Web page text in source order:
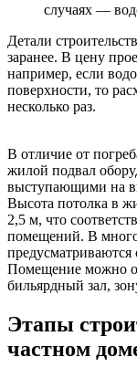
случаях —
Детали
заранее. В цену
например, если
поверхности, то
несколько раз.
В отличие от
жилой подвал
выступающими на
Высота потолка в
2,5 м, что
помещений. В
предусматриваются
Помещение можно
бильярдный зал,
Этапы
частном